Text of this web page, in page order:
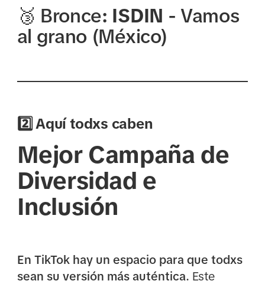
🥉 Bronce: ISDIN - Vamos
al grano (México)
2️⃣ Aquí todxs caben
Mejor Campaña de
Diversidad e
Inclusión
En TikTok hay un espacio para que todxs
sean su versión más auténtica. Este